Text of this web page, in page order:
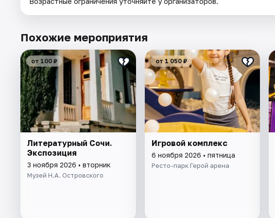
Похожие мероприятия
от 100 ₽
Литературный Сочи.
Экспозиция
3 ноября 2026 • вторник
Музей Н.А. Островского
от 1 050 ₽
Игровой комплекс
6 ноября 2026 • пятница
Ресто-парк Герой арена